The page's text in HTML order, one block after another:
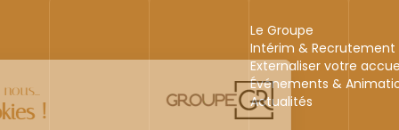
Le Groupe
Intérim & Recrutement
Externaliser votre
Événements &
Actualités